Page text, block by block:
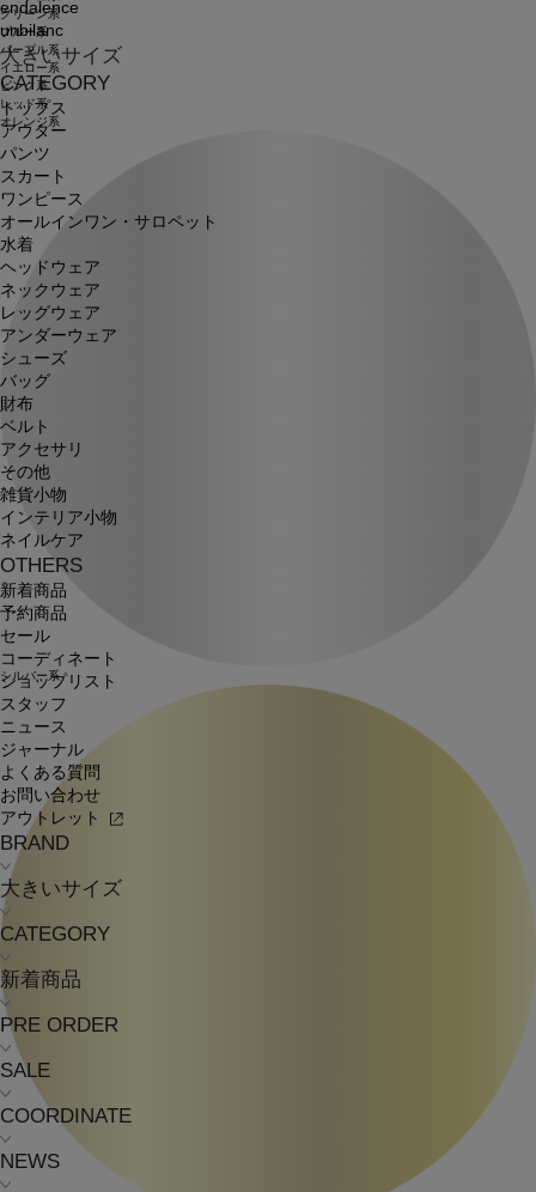
endalence
unbilanc
大きいサイズ
CATEGORY
トップス
アウター
パンツ
スカート
ワンピース
オールインワン・サロペット
水着
ヘッドウェア
ネックウェア
レッグウェア
アンダーウェア
シューズ
バッグ
財布
ベルト
アクセサリ
その他
雑貨小物
インテリア小物
ネイルケア
OTHERS
新着商品
予約商品
セール
コーディネート
ショップリスト
スタッフ
ニュース
ジャーナル
よくある質問
お問い合わせ
アウトレット
BRAND
大きいサイズ
CATEGORY
新着商品
PRE ORDER
SALE
COORDINATE
NEWS
グリーン系
ブルー系
パープル系
イエロー系
ピンク系
レッド系
オレンジ系
シルバー系